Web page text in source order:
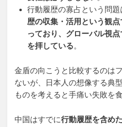
行動履歴の寡占という問題
歴の収集・活用という観
っており、グローバル視
を拝している。
金盾の向こうと比較するのは
ないが、日本人の想像する典
ものを考えると手痛い失敗を
中国はすでに行動履歴を含め